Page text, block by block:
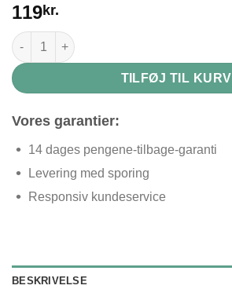
119kr.
Sort bogstander til bøger antal
TILFØJ TIL KURV
Vores garantier:
14 dages pengene-tilbage-garanti
Levering med sporing
Responsiv kundeservice
BESKRIVELSE